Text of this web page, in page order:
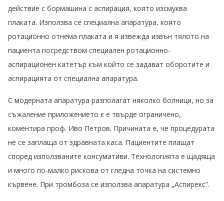
действие с бормашина с аспирация, която изсмуква
плаката. Използва се специална апаратура, която
ротационно отнема плаката и я извежда извън тялото на
пациента посредством специален ротационно-
аспирационен катетър към който се задават оборотите и
аспирацията от специална апаратура.
С модерната апаратура разполагат няколко болници, но за
съжаление приложението є е твърде ограничено,
коментира проф. Иво Петров. Причината е, че процедурата
не се заплаща от здравната каса. Пациентите плащат
според използваните консумативи. Технологията е щадяща
и много по-малко рискова от гледна точка на системно
кървене. При тромбоза се използва апаратура „Аспирекс”.